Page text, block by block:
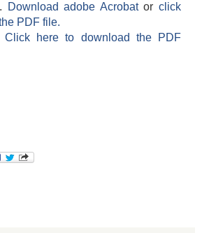
Download adobe Acrobatorclick
PDF file.
Click here to download the PDF